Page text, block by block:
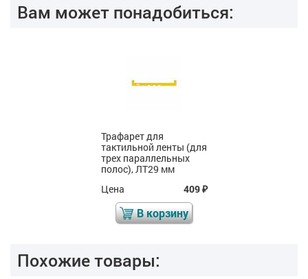
Вам может понадобиться:
Трафарет для
тактильной ленты (для
трех параллельных
полос), ЛТ29 мм
Цена
409₽
В корзину
Похожие товары: